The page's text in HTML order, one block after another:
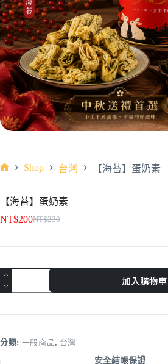
Shop 台灣 【海苔】蛋奶素
【海苔】蛋奶素
NT$230
NT$200
加入購物車
分類: 一般商品, 台灣
安全結帳保證